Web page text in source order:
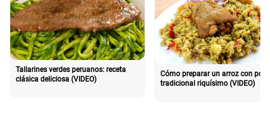
Tallarines verdes peruanos: receta
clásica deliciosa (VIDEO)
Cómo preparar un arroz con pollo
tradicional riquísimo (VIDEO)